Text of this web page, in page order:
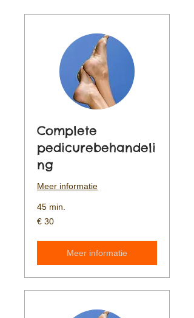
Complete
pedicurebehandeli
ng
Meer informatie
45 min.
30
euro
€ 30
Meer informatie